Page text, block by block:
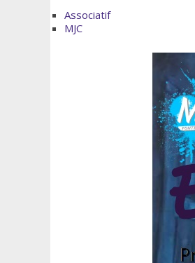
Associatif
MJC